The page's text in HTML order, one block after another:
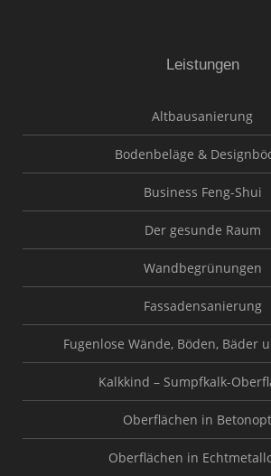
Leistungen
Altbausanierung
Bodenbeläge &
Business Feng-Shui
Der gesunde Raum
Wandbegrünungen
Fassadensanierung
Fugenlose Wände, Böden, Bäder
Kalkkind – Sumpfkalk-
Oberflächen in
Oberflächen in